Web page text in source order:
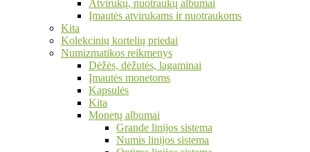
Atvirukų, nuotraukų albumai
Įmautės atvirukams ir nuotraukoms
Kita
Kolekcinių kortelių priedai
Numizmatikos reikmenys
Dėžės, dėžutės, lagaminai
Įmautės monetoms
Kapsulės
Kita
Monetų albumai
Grande linijos sistema
Numis linijos sistema